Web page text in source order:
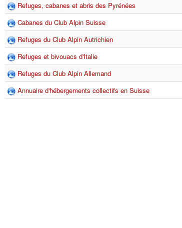
Refuges, cabanes et abris des Pyrénées
Cabanes du Club Alpin Suisse
Refuges du Club Alpin Autrichien
Refuges et bivouacs d'Italie
Refuges du Club Alpin Allemand
Annuaire d'hébergements collectifs en Suisse